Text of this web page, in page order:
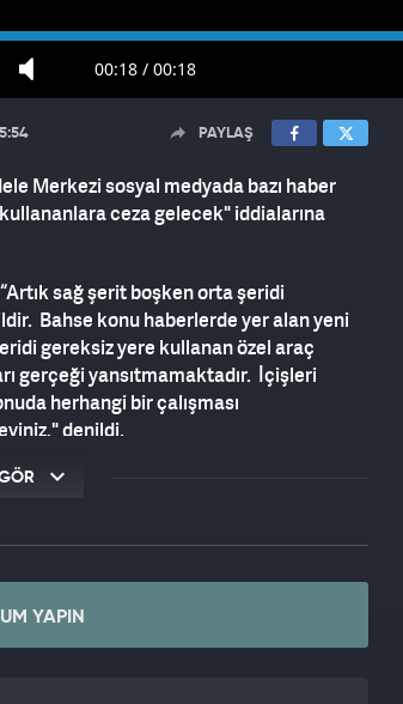
00:18 / 00:18
PAYLAŞ
Merkezi sosyal medyada bazı haber
ceza gelecek" iddialarına
sağ şerit boşken orta şeridi
Bahse konu haberlerde yer alan yeni
gereksiz yere kullanan özel araç
gerçeği yansıtmamaktadır. İçişleri
herhangi bir çalışması
denildi.
YAPIN